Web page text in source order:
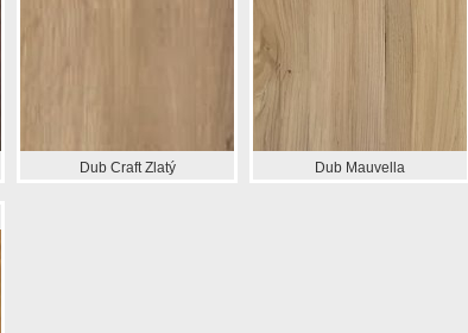
Dub Craft Zlatý Dub Mauvella